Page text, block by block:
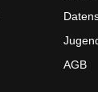
AGB